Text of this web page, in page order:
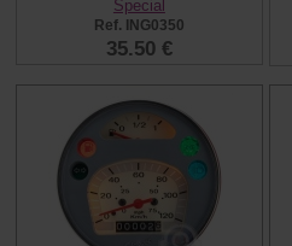
Special
Ref. ING0350
35.50 €